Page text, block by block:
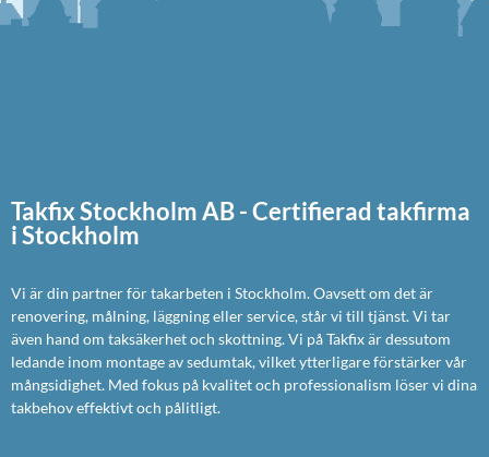
Takfix Stockholm AB - Certifierad takfirma
i Stockholm
Vi är din partner för takarbeten i Stockholm. Oavsett om det är
renovering, målning, läggning eller service, står vi till tjänst. Vi tar
även hand om taksäkerhet och skottning. Vi på Takfix är dessutom
ledande inom montage av sedumtak, vilket ytterligare förstärker vår
mångsidighet. Med fokus på kvalitet och professionalism löser vi dina
takbehov effektivt och pålitligt.